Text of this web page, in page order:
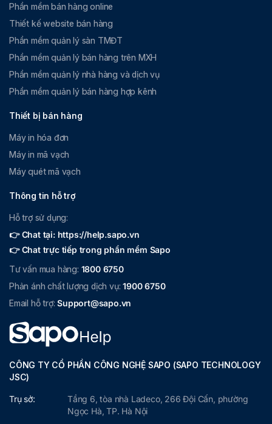
Phần mềm bán hàng online
Thiết kế website bán hàng
Phần mềm quản lý sàn TMĐT
Phần mềm quản lý bán hàng trên MXH
Phần mềm quản lý nhà hàng và dịch vụ
Phần mềm quản lý bán hàng hợp kênh
Thiết bị bán hàng
Máy in hóa đơn
Máy in mã vạch
Máy quét mã vạch
Thông tin hỗ trợ
Hỗ trợ sử dụng:
👉 Chat tại: https://help.sapo.vn
👉 Chat trực tiếp trong phần mềm Sapo
Tư vấn mua hàng: 1800 6750
Phản ánh chất lượng dịch vụ:1900 6750
Email hỗ trợ:Support@sapo.vn
CÔNG TY CỔ PHẦN CÔNG NGHỆ SAPO (SAPO TECHNOLOGY
JSC)
Trụ sở:
Tầng 6, tòa nhà Ladeco, 266 Đội Cấn, phường
Ngọc Hà, TP. Hà Nội